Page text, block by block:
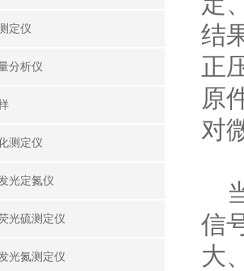
定仪
分析仪
测定仪
光定氮仪
光硫测定仪
光氮测定仪
结
正
原
对
信
大